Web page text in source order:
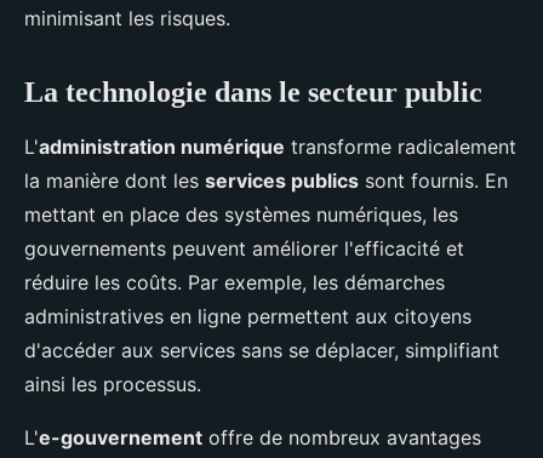
minimisant les risques.
La technologie dans le secteur public
L'administration numérique transforme radicalement
la manière dont les services publics sont fournis. En
mettant en place des systèmes numériques, les
gouvernements peuvent améliorer l'efficacité et
réduire les coûts. Par exemple, les démarches
administratives en ligne permettent aux citoyens
d'accéder aux services sans se déplacer, simplifiant
ainsi les processus.
L'e-gouvernement offre de nombreux avantages